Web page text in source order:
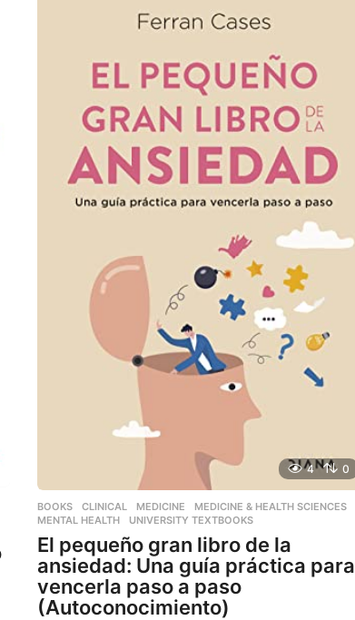
s
o
4 0
BOOKS ,CLINICAL ,MEDICINE ,MEDICINE & HEALTH SCIENCES
MENTAL HEALTH
,UNIVERSITY TEXTBOOKS
El pequeño gran libro de la
ansiedad: Una guía práctica para
vencerla paso a paso
(Autoconocimiento)